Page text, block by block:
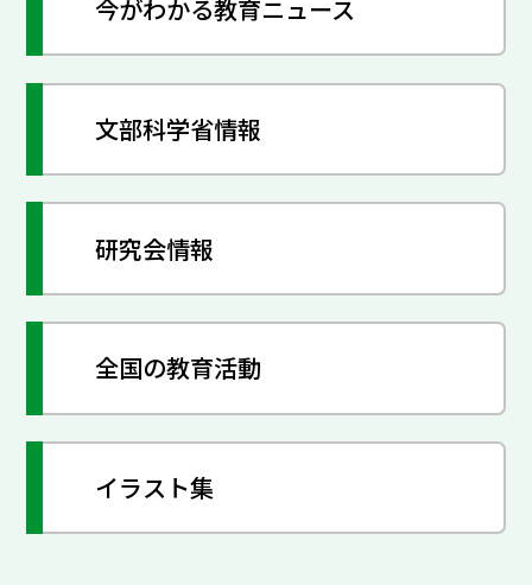
今がわかる教育ニュース
文部科学省情報
研究会情報
全国の教育活動
イラスト集